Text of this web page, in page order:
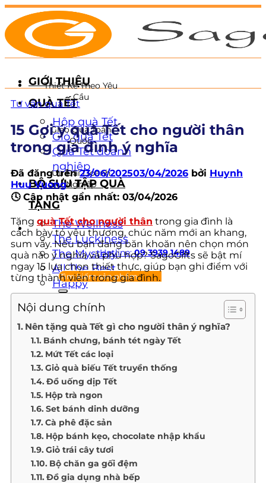
Chuyển
đến
nội
dung
GIỚI THIỆU
QUÀ TẾT
Hộp quà Tết
Giỏ quà Tết
Quà Tết doanh
nghiệp
BỘ SƯU TẬP QUÀ
TẶNG
The Wellness
The Luckiness
The Mystery
All The Best
Happy
The Wine Box
Moon D’Art
QUÀ TẶNG DOANH NGHIỆP
THÔNG TIN LIÊN HỆ
Thiết Kế Theo Yêu
Cầu
Giao Quà Toàn
Quốc
Ưu Đãi Doanh
Nghiệp
Hotline:09 3939 1489
Tư vấn quà Tết
15 Gợi ý quà Tết cho người thân
trong gia đình ý nghĩa
Đã đăng trên23/06/202503/04/2026 bởi Huynh
Huu Vuong
🕓 Cập nhật gần nhất: 03/04/2026
Tặng quà Tết cho người thân trong gia đình là
cách bày tỏ yêu thương, chúc năm mới an khang,
sum vầy. Nếu bạn đang băn khoăn nên chọn món
quà nào ý nghĩa và phù hợp? SagoGifts sẽ bật mí
ngay 15 lựa chọn thiết thực, giúp bạn ghi điểm với
từng thành viên trong gia đình.
Nội dung chính
Nên tặng quà Tết gì cho người thân ý nghĩa?
Bánh chưng, bánh tét ngày Tết
Mứt Tết các loại
Giỏ quà biếu Tết truyền thống
Đồ uống dịp Tết
Hộp trà ngon
Set bánh dinh dưỡng
Cà phê đặc sản
Hộp bánh kẹo, chocolate nhập khẩu
Giỏ trái cây tươi
Bộ chăn ga gối đệm
Đồ gia dụng nhà bếp